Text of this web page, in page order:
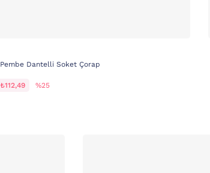
Pembe Dantelli Soket Çorap
₺112,49 %25